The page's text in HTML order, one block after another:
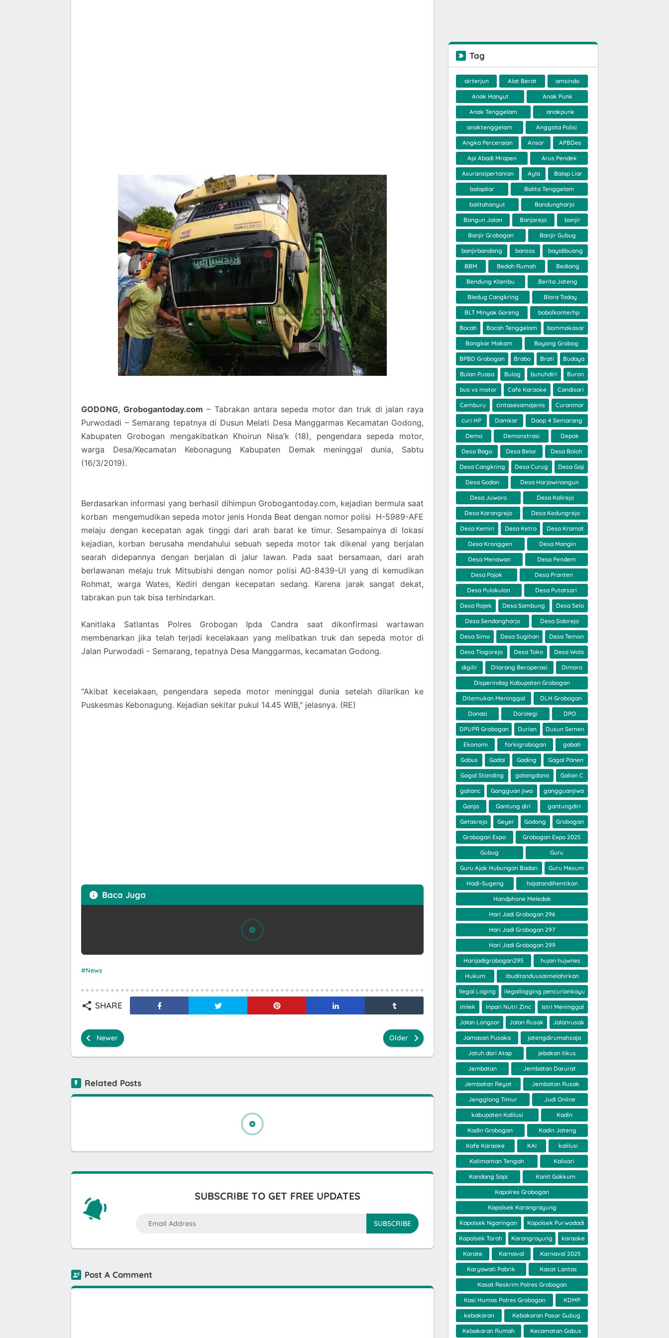
GODONG, Grobogantoday.com – Tabrakan antara sepeda motor dan truk di jalan raya
Purwodadi – Semarang tepatnya di Dusun Melati Desa Manggarmas Kecamatan Godong,
Kabupaten Grobogan mengakibatkan Khoirun Nisa’k (18), pengendara sepeda motor,
warga Desa/Kecamatan Kebonagung Kabupaten Demak meninggal dunia, Sabtu
(16/3/2019).
Berdasarkan informasi yang berhasil dihimpun Grobogantoday.com, kejadian bermula saat
korban mengemudikan sepeda motor jenis Honda Beat dengan nomor polisi H-5989-AFE
melaju dengan kecepatan agak tinggi dari arah barat ke timur. Sesampainya di lokasi
kejadian, korban berusaha mendahului sebuah sepeda motor tak dikenal yang berjalan
searah didepannya dengan berjalan di jalur lawan. Pada saat bersamaan, dari arah
berlawanan melaju truk Mitsubishi dengan nomor polisi AG-8439-UI yang di kemudikan
Rohmat, warga Wates, Kediri dengan kecepatan sedang. Karena jarak sangat dekat,
tabrakan pun tak bisa terhindarkan.
Kanitlaka Satlantas Polres Grobogan Ipda Candra saat dikonfirmasi wartawan
membenarkan jika telah terjadi kecelakaan yang melibatkan truk dan sepeda motor di
Jalan Purwodadi - Semarang, tepatnya Desa Manggarmas, kecamatan Godong.
"Akibat kecelakaan, pengendara sepeda motor meninggal dunia setelah dilarikan ke
Puskesmas Kebonagung. Kejadian sekitar pukul 14.45 WIB," jelasnya. (RE)
Baca Juga
News
SHARE
Newer Older
Related Posts
SUBSCRIBE TO GET FREE UPDATES
Post A Comment
Tag
airterjun Alat Berat amsindo
Anak Hanyut Anak Punk
Anak Tenggelam anakpunk
anaktenggelam Anggota Polisi
Angka Perceraian Ansor APBDes
Api Abadi Mrapen Arus Pendek
Asuransipertanian Ayla Balap Liar
balapliar Balita Tenggelam
balitahanyut Bandungharjo
Bangun Jalan Banjarejo banjir
Banjir Grobogan Banjir Gubug
banjirbandang bansos bayidibuang
BBM Bedah Rumah Bediang
Bendung Klambu Berita Jateng
Bledug Cangkring Blora Today
BLT Minyak Goreng bobolkonterhp
Bocah Bocah Tenggelam bommakasar
Bongkar Makam Boyong Grobog
BPBD Grobogan Brabo Brati Budaya
Bulan Puasa Bulog bunuhdiri Buron
bus vs motor Cafe Karaoke Candisari
Cemburu cintasesamajenis Curanmor
curi HP Damkar Daop 4 Semarang
Demo Demonstrasi Depok
Desa Bago Desa Belor Desa Boloh
Desa Cangkring Desa Curug Desa Gaji
Desa Godan Desa Harjowinangun
Desa Juworo Desa Kalirejo
Desa Karangrejo Desa Kedungrejo
Desa Kemiri Desa Ketro Desa Kramat
Desa Kronggen Desa Mangin
Desa Menawan Desa Pendem
Desa Pojok Desa Pranten
Desa Pulokulon Desa Putatsari
Desa Rajek Desa Sambung Desa Selo
Desa Sendangharjo Desa Sidorejo
Desa Simo Desa Sugihan Desa Temon
Desa Tlogorejo Desa Toko Desa Wolo
digilir Dilarang Beroperasi Dimoro
Disperindag Kabupaten Grobogan
Ditemukan Meninggal DLH Grobogan
Donasi Dorolegi DPO
DPUPR Grobogan Durian Dusun Semen
Ekonomi forkigrobogan gabah
Gabus Gadai Gading Gagal Panen
Gagal Standing galangdana Galian C
galianc Gangguan jiwa gangguanjiwa
Ganja Gantung diri gantungdiri
Getasrejo Geyer Godong Grobogan
Grobogan Expo Grobogan Expo 2025
Gubug Guru
Guru Ajak Hubungan Badan Guru Mesum
Hadi-Sugeng hajatandihentikan
Handphone Meledak
Hari Jadi Grobogan 296
Hari Jadi Grobogan 297
Hari Jadi Grobogan 299
Harijadigrobogan295 hujan hujwnes
Hukum ibuditanduusaimelahirkan
Ilegal Loging ilegallogging pencuriankayu
imlek Inpari Nutri Zinc Istri Meninggal
Jalan Longsor Jalan Rusak Jalanrusak
Jamasan Pusaka jatengdirumahsaja
Jatuh dari Atap jebakan tikus
Jembatan Jembatan Darurat
Jembatan Reyot Jembatan Rusak
Jengglong Timur Judi Online
kabupaten Kalilusi Kadin
Kadin Grobogan Kadin Jateng
Kafe Karaoke KAI kalilusi
Kalimantan Tengah Kalisari
Kandang Sapi Kanit Gakkum
Kapolres Grobogan
Kapolsek Karangrayung
Kapolsek Ngaringan Kapolsek Purwodadi
Kapolsek Toroh Karangrayung karaoke
Karate Karnaval Karnaval 2025
Karyawati Pabrik Kasat Lantas
Kasat Reskrim Polres Grobogan
Kasi Humas Polres Grobogan KDMP
kebakaran Kebakaran Pasar Gubug
Kebakaran Rumah Kecamatan Gabus